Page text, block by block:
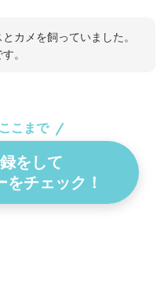
カメを飼っていました。
。
こまで
をして
チェック！